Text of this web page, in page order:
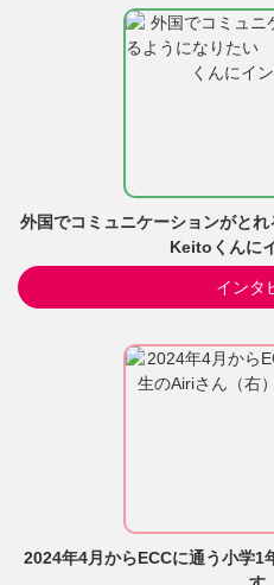
外国でコミュニケーションがと
Keitoくんに
インタ
2024年4月からECCに通う小学1